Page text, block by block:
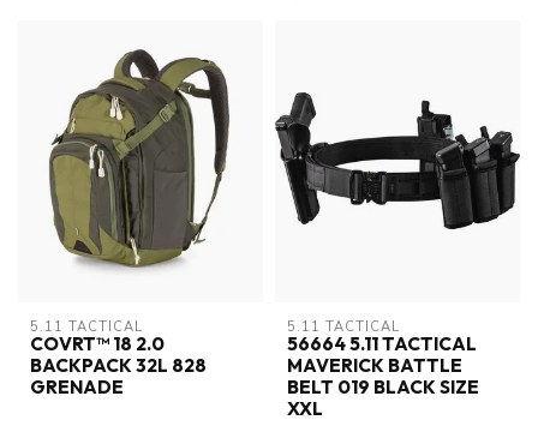
5.11 TACTICAL
COVRT™ 18 2.0
BACKPACK 32L 828
GRENADE
5.11 TACTICAL
56664 5.11 TACTICAL
MAVERICK BATTLE
BELT 019 BLACK SIZE
XXL